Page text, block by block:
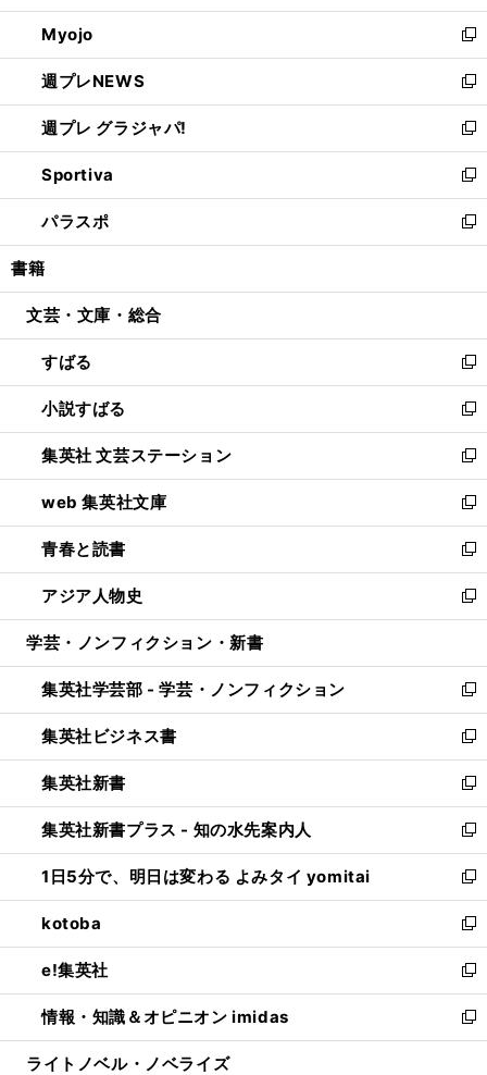
開
く
ウ
で
開
く
ン
ド
ウ
で
開
く
ウ
ィ
ン
ド
ウ
で
開
く
Myojo
新
し
い
ウ
ィ
ン
ド
ウ
で
開
週プレNEWS
新
し
い
ウ
ィ
ン
ド
ウ
開
週プレ グラジャパ!
新
し
い
ウ
ィ
ン
ウ
開
く
Sportiva
新
し
い
ウ
ン
ウ
で
開
く
パラスポ
新
し
ウ
ン
ド
ウ
で
開
く
書籍
文芸・文庫・総合
すばる
新
し
い
ウ
ィ
ン
ド
ウ
で
開
く
小説すばる
新
し
い
ウ
ィ
ン
ド
ウ
で
開
集英社 文芸ステーション
新
し
い
ウ
ィ
ン
ド
ウ
開
く
web 集英社文庫
新
し
い
ウ
ィ
ン
ウ
で
開
く
青春と読書
新
し
い
ウ
ン
ド
ウ
で
開
く
アジア人物史
新
し
ウ
ィ
ン
ド
ウ
で
開
く
学芸・ノンフィクション・新書
集英社学芸部 - 学芸・ノンフィクション
新
し
い
ウ
ィ
ン
ド
ウ
で
開
く
集英社ビジネス書
新
し
い
ウ
ィ
ン
ド
ウ
で
開
く
集英社新書
新
し
い
ウ
ィ
ン
ド
ウ
で
開
く
集英社新書プラス - 知の水先案内人
新
し
い
ウ
ィ
ン
ド
ウ
で
開
1日5分で、明日は変わる よみタイ yomitai
新
し
い
ウ
ィ
ン
ド
ウ
kotoba
新
し
い
ウ
ィ
ン
e!集英社
新
し
い
ウ
情報・知識＆オピニオン imidas
新
し
ライトノベル・ノベライズ